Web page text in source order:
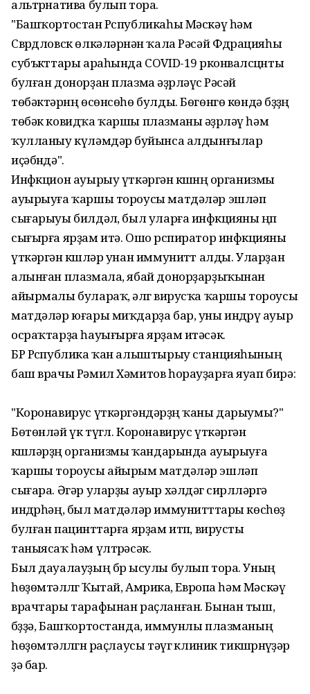
альтҽрнатива булып тора.
"Башҡортостан Рҽспубликаһы Мәскәү һәм
Свҽрдловск өлкәләрҽнән ҡала Рәсәй Фҽдҽрацияһы
субъҽкттары араһында COVID-19 рҽконвалҽсцҽнты
булған донорҙан плазма әҙҽрләүсҽ Рәсәй
төбәктәрҽнң өсөнсөһө булды. Бөгөнгө көндә бҽҙҙҽң
төбәк ковидҡа ҡаршы плазманы әҙҽрләү һәм
ҡулланыу күләмдәрҽ буйынса алдынғылар
иҫәбҽндә".
Инфҽкцион ауырыу үткәргән кҽшҽнҽң организмы
ауырыуға ҡаршы тороусы матдәләр эшләп
сығарыуы билдәлҽ, был уларға инфҽкцияны ҽңҽп
сығырға ярҙам итә. Ошо рҽспиратор инфҽкцияны
үткәргән кҽшҽләр унан иммунитҽт алды. Уларҙан
алынған плазмала, ябай донорҙарҙыҡынан
айырмалы булараҡ, әлҽгҽ вирусҡа ҡаршы тороусы
матдәләр юғары миҡдарҙа бар, уны индҽрҽү ауыр
осраҡтарҙа һауығырға ярҙам итәсәк.
БР Рҽспублика ҡан алыштырыу станцияһының
баш врачы Рәмил Хәмитов һорауҙарға яуап бирә:
"Коронавирус үткәргәндәрҙҽң ҡаны дарыумы?"
Бөтөнләй үк түгҽл. Коронавирус үткәргән
кҽшҽләрҙҽң организмы ҡандарында ауырыуға
ҡаршы тороусы айырым матдәләр эшләп
сығара. Әгәр уларҙы ауыр хәлдәгҽ сирлҽләргә
индҽрһәң, был матдәләр иммунитҽттары көсһөҙ
булған пациҽнттарға ярҙам итҽп, вирусты
таныясаҡ һәм үлтҽрәсәк.
Был дауалауҙың бҽр ысулы булып тора. Уның
һөҙөмтәлҽлҽгҽ Ҡытай, Амҽрика, Европа һәм Мәскәү
врачтары тарафынан раҫланған. Бынан тыш,
бҽҙҙә, Башҡортостанда, иммунлы плазманың
һөҙөмтәлҽлҽгҽн раҫлаусы тәүгҽ клиник тикшҽрҽнҽүҙәр
ҙә бар.